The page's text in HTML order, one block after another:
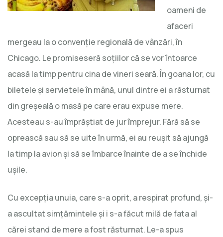
oameni de
afaceri
mergeau la o convenție regională de vânzări, în
Chicago. Le promiseseră soțiilor că se vor întoarce
acasă la timp pentru cina de vineri seară. În goana lor, cu
biletele și servietele în mână, unul dintre ei a răsturnat
din greșeală o masă pe care erau expuse mere.
Acesteau s-au împrăștiat de jur împrejur. Fără să se
oprească sau să se uite în urmă, ei au reușit să ajungă
la timp la avion și să se îmbarce înainte de a se închide
ușile.
Cu excepția unuia, care s-a oprit, a respirat profund, și-
a ascultat simțămintele și i s-a făcut milă de fata al
cărei stand de mere a fost răsturnat. Le-a spus